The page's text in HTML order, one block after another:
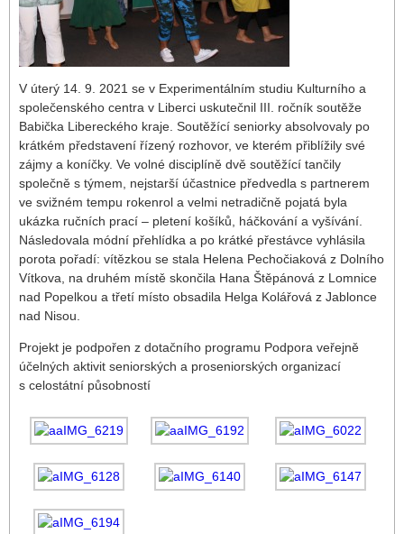
V úterý 14. 9. 2021 se v Experimentálním studiu Kulturního a
společenského centra v Liberci uskutečnil III. ročník soutěže
Babička Libereckého kraje. Soutěžící seniorky absolvovaly po
krátkém představení řízený rozhovor, ve kterém přiblížily své
zájmy a koníčky. Ve volné disciplíně dvě soutěžící tančily
společně s týmem, nejstarší účastnice předvedla s partnerem
ve svižném tempu rokenrol a velmi netradičně pojatá byla
ukázka ručních prací – pletení košíků, háčkování a vyšívání.
Následovala módní přehlídka a po krátké přestávce vyhlásila
porota pořadí: vítězkou se stala Helena Pechočiaková z Dolního
Vítkova, na druhém místě skončila Hana Štěpánová z Lomnice
nad Popelkou a třetí místo obsadila Helga Kolářová z Jablonce
nad Nisou.
Projekt je podpořen z dotačního programu Podpora veřejně
účelných aktivit seniorských a proseniorských organizací
s celostátní působností